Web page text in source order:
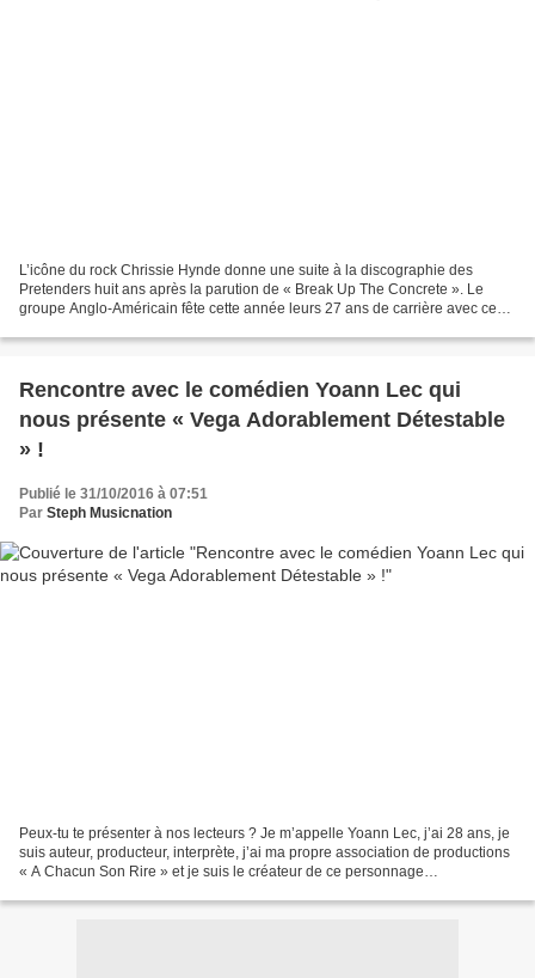
L’icône du rock Chrissie Hynde donne une suite à la discographie des
Pretenders huit ans après la parution de « Break Up The Concrete ». Le
groupe Anglo-Américain fête cette année leurs 27 ans de carrière avec ce
Rencontre avec le comédien Yoann Lec qui
nous présente « Vega Adorablement Détestable
» !
Publié le 31/10/2016 à 07:51
Par Steph Musicnation
Peux-tu te présenter à nos lecteurs ? Je m’appelle Yoann Lec, j’ai 28 ans, je
suis auteur, producteur, interprète, j’ai ma propre association de productions
« A Chacun Son Rire » et je suis le créateur de ce personnage